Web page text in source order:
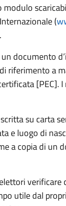
(
documento
riferimento a
[PEC].
su carta
e luogo di
a copia di un
verificare
utile dal